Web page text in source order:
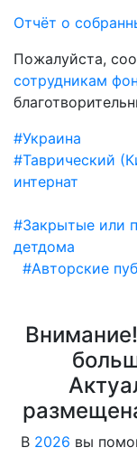
Отчёт о
Пожалуйста,
сотрудникам
#Украина
#Таврический
интернат
#Закрытые или
детдома
#Авторские
В 2026 вы